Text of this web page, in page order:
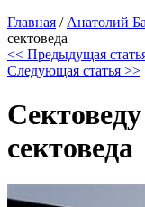
Главная / Анатолий
сектоведа
<< Предыдущая
Следующая статья >>
сектоведа